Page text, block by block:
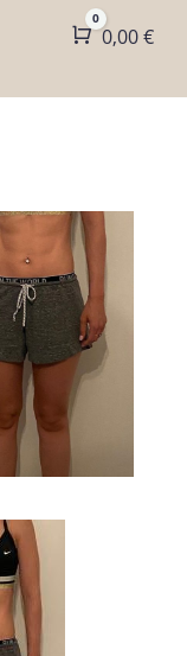
Panier
0
0,00€